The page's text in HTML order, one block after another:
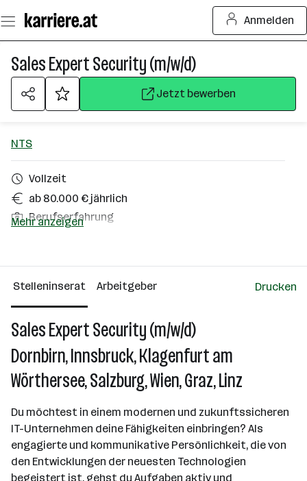
Seiteninhalt
springen
Anmelden
Sales Expert Security (m/w/d)
Jetzt bewerben
NTS
Vollzeit
ab 80.000 € jährlich
Berufserfahrung
Salzburg, Wien, Graz, Linz
501 - 2500 Mitarbeiter*innen
Grambach bei Graz
Mehr anzeigen
Stelleninserat Arbeitgeber Drucken
Sales Expert Security (m/w/d)
Dornbirn, Innsbruck, Klagenfurt am
Wörthersee, Salzburg, Wien, Graz, Linz
Du möchtest in einem modernen und zukunftssicheren
IT-Unternehmen deine Fähigkeiten einbringen? Als
engagierte und kommunikative Persönlichkeit, die von
den Entwicklungen der neuesten Technologien
begeistert ist, gehst du Aufgaben aktiv und